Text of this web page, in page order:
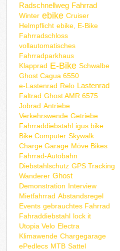
Radschnellweg Fahrrad
Winter ebike Cruiser
Helmpflicht ebike, E-Bike
Fahrradschloss
vollautomatisches
Fahrradparkhaus
Klapprad E-Bike Schwalbe
Ghost Cagua 6550
e-Lastenrad Relo Lastenrad
Faltrad Ghost AMR 6575
Jobrad Antriebe
Verkehrswende Getriebe
Fahrraddiebstahl igus bike
Bike Computer Skywalk
Charge Garage Möve Bikes
Fahrrad-Autobahn
Diebstahlschutz GPS Tracking
Wanderer Ghost
Demonstration Interview
Mietfahrrad Abstandsregel
Events gebrauchtes Fahrrad
Fahraddiebstahl lock it
Utopia Velo Electra
Klimawende Chargegarage
ePedlecs MTB Sattel